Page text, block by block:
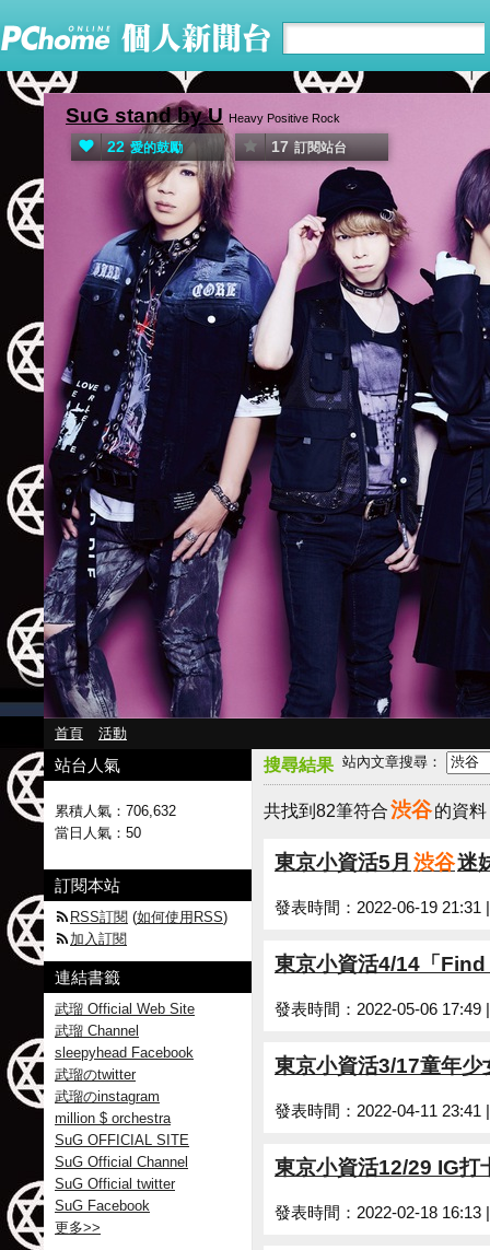
SuG stand by U Heavy Positive Rock
22 愛的鼓勵 17 訂閱站台
首頁 活動
搜尋結果 站內文章搜尋：
共找到82筆符合渋谷的資料
東京小資活5月 渋谷迷
發表時間：2022-06-19 21:31
東京小資活4/14「
發表時間：2022-05-06 17:49
東京小資活3/17童年少
發表時間：2022-04-11 23:41
東京小資活12/29 IG打
發表時間：2022-02-18 16:13
站台人氣
累積人氣： 706,632
當日人氣： 50
訂閱本站
RSS訂閱 (如何使用RSS)
加入訂閱
連結書籤
武瑠 Official Web Site
武瑠 Channel
sleepyhead Facebook
武瑠のtwitter
武瑠のinstagram
million $ orchestra
SuG OFFICIAL SITE
SuG Official Channel
SuG Official twitter
SuG Facebook
更多>>